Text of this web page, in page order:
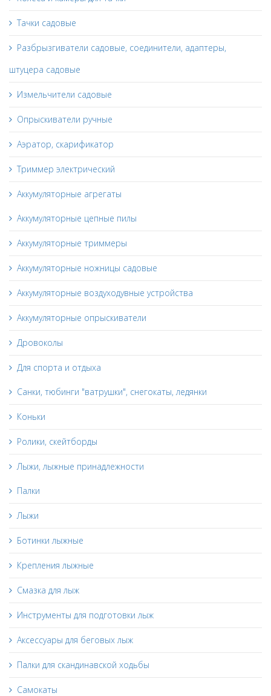
Тачки садовые
Разбрызгиватели садовые, соединители, адаптеры,
штуцера садовые
Измельчители садовые
Опрыскиватели ручные
Аэратор, скарификатор
Триммер электрический
Аккумуляторные агрегаты
Аккумуляторные цепные пилы
Аккумуляторные триммеры
Аккумуляторные ножницы садовые
Аккумуляторные воздуходувные устройства
Аккумуляторные опрыскиватели
Дровоколы
Для спорта и отдыха
Санки, тюбинги "ватрушки", снегокаты, ледянки
Коньки
Ролики, скейтборды
Лыжи, лыжные принадлежности
Палки
Лыжи
Ботинки лыжные
Крепления лыжные
Смазка для лыж
Инструменты для подготовки лыж
Аксессуары для беговых лыж
Палки для скандинавской ходьбы
Самокаты